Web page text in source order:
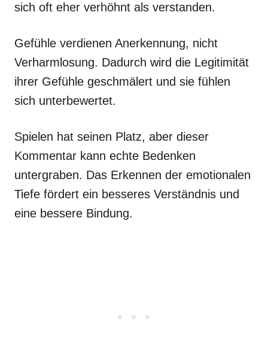
sich oft eher verhöhnt als verstanden.
Gefühle verdienen Anerkennung, nicht
Verharmlosung. Dadurch wird die Legitimität
ihrer Gefühle geschmälert und sie fühlen
sich unterbewertet.
Spielen hat seinen Platz, aber dieser
Kommentar kann echte Bedenken
untergraben. Das Erkennen der emotionalen
Tiefe fördert ein besseres Verständnis und
eine bessere Bindung.